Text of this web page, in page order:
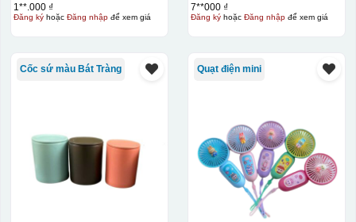
1**.000 ₫
Đăng kýhoặc Đăng nhậpđể xem giá
7**000 ₫
Đăng kýhoặc Đăng nhậpđể xem giá
Cốc sứ màu Bát Tràng Quạt điện mini